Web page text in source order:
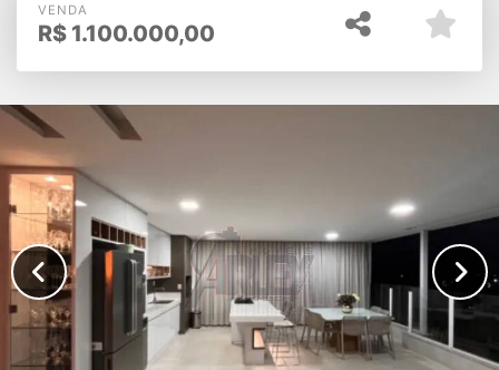
VENDA
R$ 1.100.000,00